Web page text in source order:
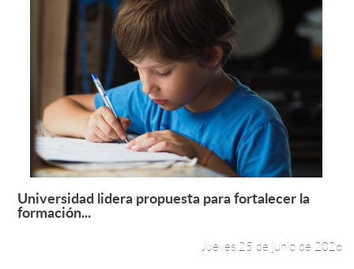
Leer más +
Universidad lidera propuesta para fortalecer la
formación...
Jueves 25 de junio de 2026